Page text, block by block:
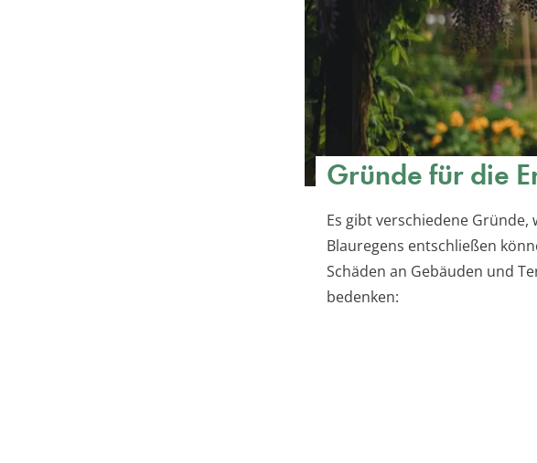
Gründe für die
Es gibt verschiedene
Blauregens entschließen
Schäden an Gebäuden und
bedenken: